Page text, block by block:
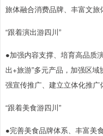
旅体融合消费品牌、丰富文旅
“跟着演出游四川”
●加强内容支撑、培育高品质
出+旅游”多元产品，加强区域
强宣传推广、建立立体化推广
“跟着美食游四川”
●完善美食品牌体系、丰富美